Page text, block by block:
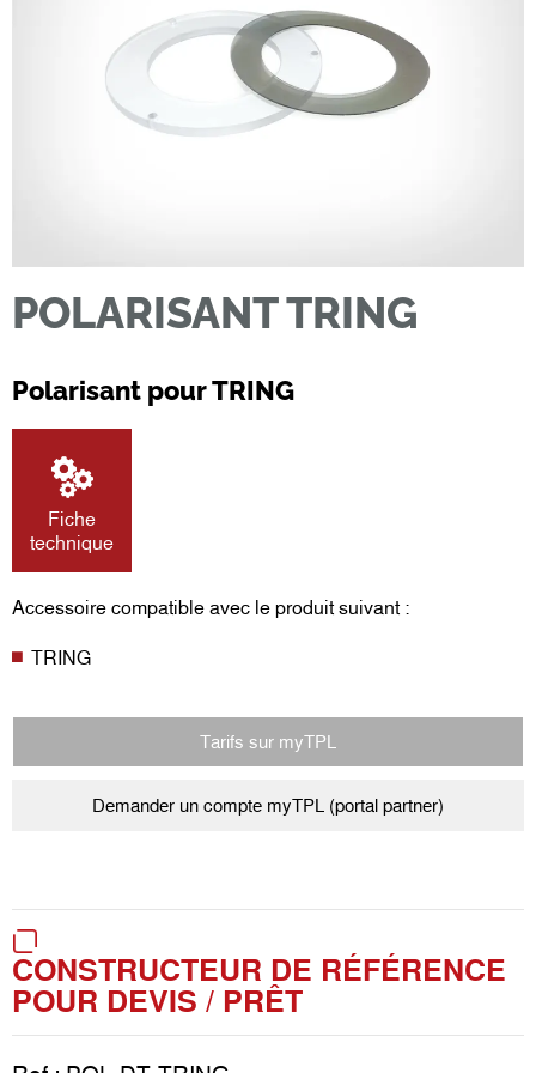
POLARISANT TRING
Polarisant pour TRING
Fiche
technique
Accessoire compatible avec le produit suivant :
TRING
Tarifs sur myTPL
Demander un compte myTPL (portal partner)
CONSTRUCTEUR DE RÉFÉRENCE
POUR DEVIS / PRÊT